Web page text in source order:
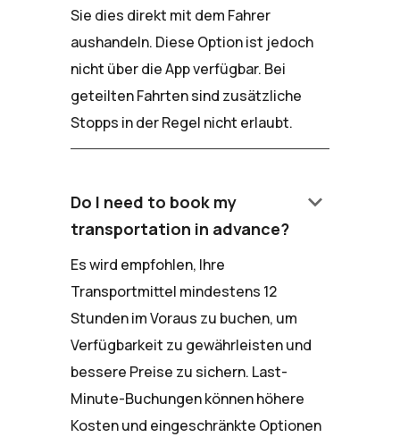
Sie dies direkt mit dem Fahrer
aushandeln. Diese Option ist jedoch
nicht über die App verfügbar. Bei
geteilten Fahrten sind zusätzliche
Stopps in der Regel nicht erlaubt.
Do I need to book my
transportation in advance?
keyboard_arrow_down
Es wird empfohlen, Ihre
Transportmittel mindestens 12
Stunden im Voraus zu buchen, um
Verfügbarkeit zu gewährleisten und
bessere Preise zu sichern. Last-
Minute-Buchungen können höhere
Kosten und eingeschränkte Optionen